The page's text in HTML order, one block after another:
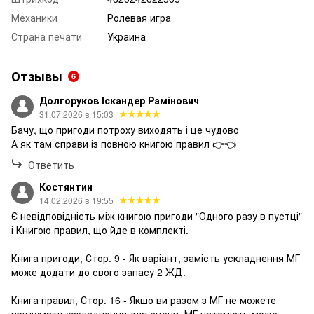
Механики
Ролевая игра
Страна печати
Украина
Отзывы 6
Долгоруков Іскандер Рамінович
31.07.2026 в 15:03
Бачу, що пригоди потроху виходять і це чудово
А як там справи із повною книгою правил 👉👈
Ответить
Костянтин
14.02.2026 в 19:55
Є невідповідність між книгою пригоди "Одного разу в пустці"
і Книгою правил, що йде в комплекті.
Книга пригоди, Стор. 9 - Як варіант, замість ускладнення МГ
може додати до свого запасу 2 ЖД.
Книга правил, Стор. 16 - Якшо ви разом з МГ не можете